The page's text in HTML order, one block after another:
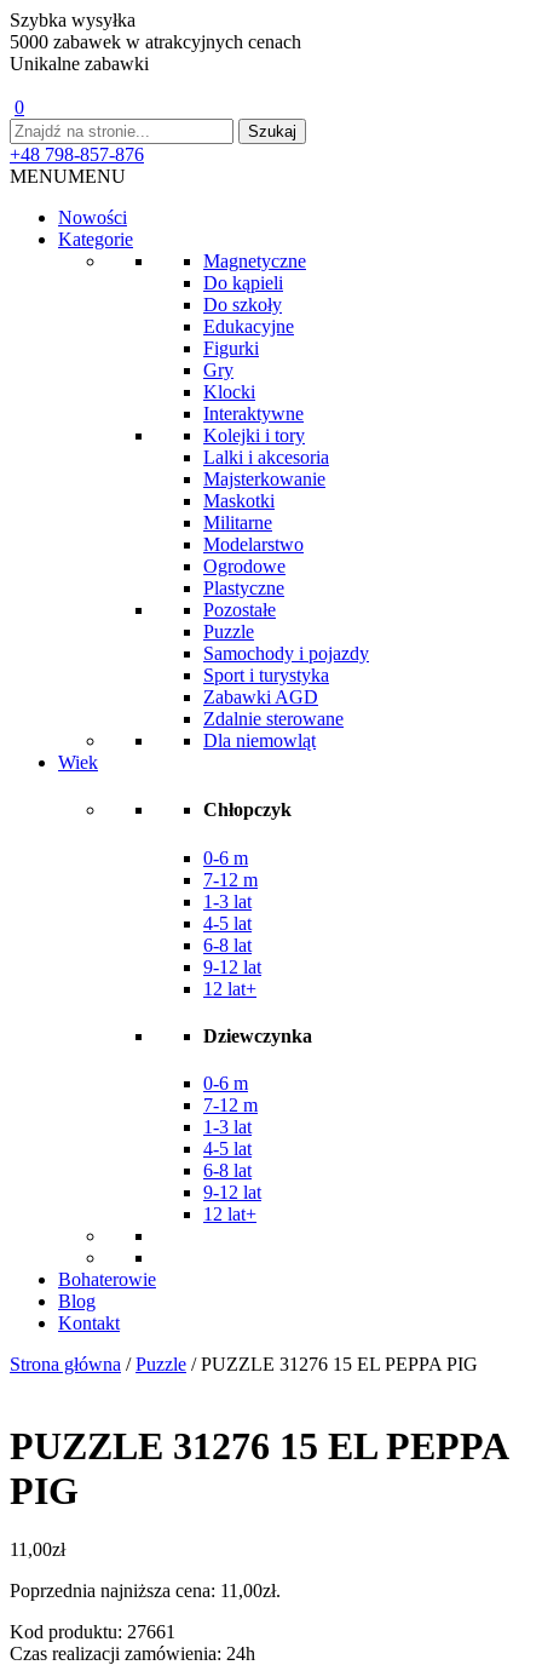
Szybka wysyłka
5000 zabawek w atrakcyjnych cenach
Unikalne zabawki
0
+48 798-857-876
MENUMENU
Nowości
Kategorie
Magnetyczne
Do kąpieli
Do szkoły
Edukacyjne
Figurki
Gry
Klocki
Interaktywne
Kolejki i tory
Lalki i akcesoria
Majsterkowanie
Maskotki
Militarne
Modelarstwo
Ogrodowe
Plastyczne
Pozostałe
Puzzle
Samochody i pojazdy
Sport i turystyka
Zabawki AGD
Zdalnie sterowane
Dla niemowląt
Wiek
Chłopczyk
0-6 m
7-12 m
1-3 lat
4-5 lat
6-8 lat
9-12 lat
12 lat+
Dziewczynka
0-6 m
7-12 m
1-3 lat
4-5 lat
6-8 lat
9-12 lat
12 lat+
Bohaterowie
Blog
Kontakt
Strona główna /Puzzle / PUZZLE 31276 15 EL PEPPA PIG
PUZZLE 31276 15 EL PEPPA
PIG
11,00zł
Poprzednia najniższa cena: 11,00zł.
Kod produktu: 27661
Czas realizacji zamówienia: 24h